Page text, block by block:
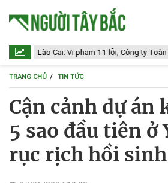
Lào Cai: Vi phạm 11 lỗi, Công ty Toàn Kim
TRANG CHỦ TIN TỨC
Cận cảnh dự án
5 sao đầu tiên ở
rục rịch hồi sinh